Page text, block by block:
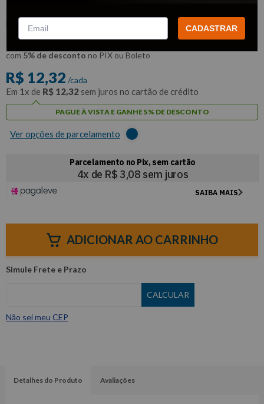
WAFT
R$11,70
com 5% de desconto no PIX ou Boleto
R$ 12,32 /cada
Em 1x de R$ 12,32 sem juros no cartão de crédito
PAGUE À VISTA E GANHE 5% DE DESCONTO
Ver opções de parcelamento
ADICIONAR AO CARRINHO
Não sei meu CEP
Detalhes do Produto Avaliações
CADASTRAR